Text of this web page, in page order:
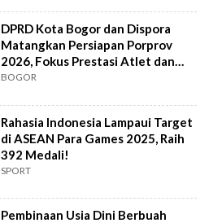
DPRD Kota Bogor dan Dispora
Matangkan Persiapan Porprov
2026, Fokus Prestasi Atlet dan
Ekonomi
BOGOR
Rahasia Indonesia Lampaui Target
di ASEAN Para Games 2025, Raih
392 Medali!
SPORT
Pembinaan Usia Dini Berbuah